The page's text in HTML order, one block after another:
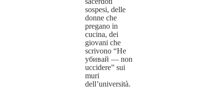
sospesi, delle
donne che
pregano in
cucina, dei
giovani che
scrivono “Не
убивай — non
uccidere” sui
muri
dell’università.